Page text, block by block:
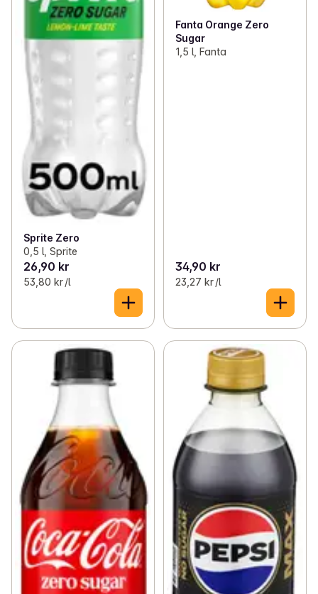
Sprite Zero
0,5 l, Sprite
26,90 kr
53,80 kr /l
Fanta Orange Zero
Sugar
1,5 l, Fanta
34,90 kr
23,27 kr /l